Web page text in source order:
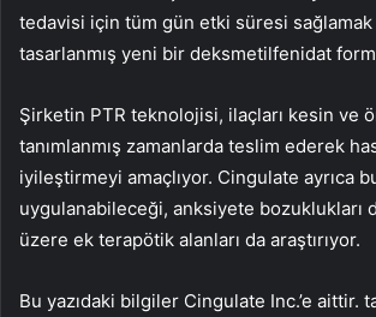
tedavisi için tüm gün etki süresi
tasarlanmış yeni bir deksmetilfenidat
Şirketin PTR teknolojisi, ilaçları kesin ve
tanımlanmış zamanlarda teslim ederek
iyileştirmeyi amaçlıyor. Cingulate ayrıca
uygulanabileceği, anksiyete bozuklukları
üzere ek terapötik alanları da araştırıyor.
Bu yazıdaki bilgiler Cingulate Inc.’e aittir.